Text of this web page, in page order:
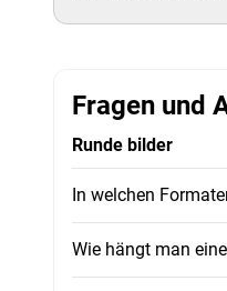
Fragen und
Runde bilder
In welchen
Wie hängt man